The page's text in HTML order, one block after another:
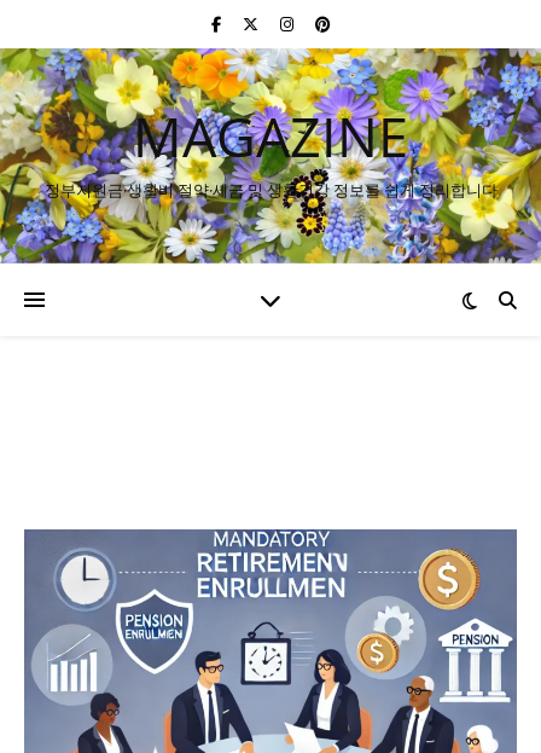
MAGAZINE
정부지원금·생활비 절약·세금 및 생활건강 정보를 쉽게 정리합니다